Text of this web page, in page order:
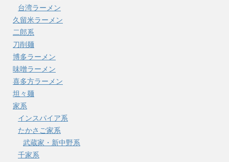
台湾ラーメン
久留米ラーメン
二郎系
刀削麺
博多ラーメン
味噌ラーメン
喜多方ラーメン
坦々麺
家系
インスパイア系
たかさご家系
武蔵家・新中野系
千家系